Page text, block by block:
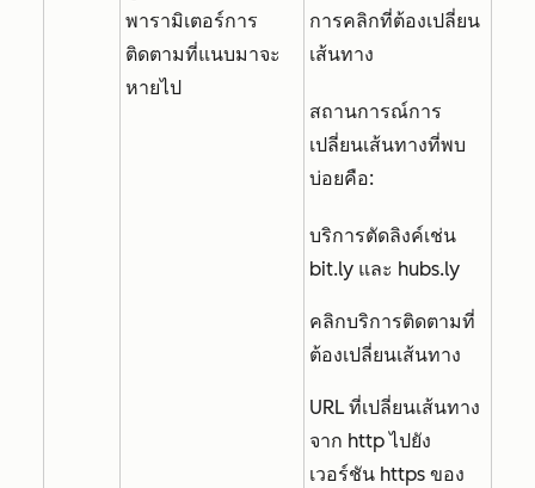
พารามิเตอร์การ
ติดตามที่แนบมาจะ
หายไป
การคลิกที่ต้องเปลี่ยน
เส้นทาง
สถานการณ์การ
เปลี่ยนเส้นทางที่พบ
บ่อยคือ:
บริการตัดลิงค์เช่น
bit.ly และ hubs.ly
คลิกบริการติดตามที่
ต้องเปลี่ยนเส้นทาง
URL ที่เปลี่ยนเส้นทาง
จาก http ไปยัง
เวอร์ชัน https ของ